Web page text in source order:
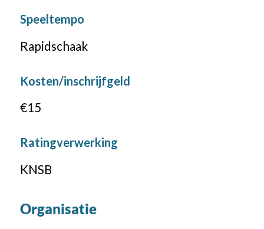
Speeltempo
Rapidschaak
Kosten/inschrijfgeld
€15
Ratingverwerking
KNSB
Organisatie